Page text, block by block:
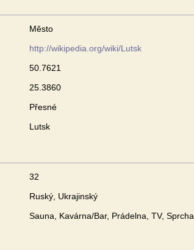
Město
http://wikipedia.org/wiki/Lutsk
50.7621
25.3860
Přesné
Lutsk
32
Ruský, Ukrajinský
Sauna, Kavárna/Bar, Prádelna, TV, Sprcha